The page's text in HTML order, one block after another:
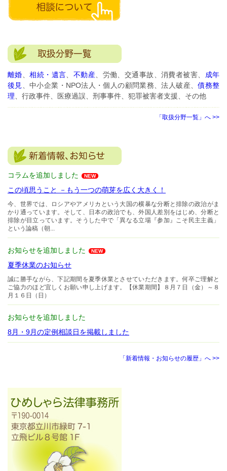
離婚 、相続・遺言 不動産 、労働、交通事故、消費者被害、 成年
後見
、中小企業・NPO法人・個人の顧問業務、法人破産、債務整
理 、行政事件、医療過誤、刑事事件、犯罪被害者支援、その他
「取扱分野一覧」へ >>
コラムを追加しました NEW
この頃思うこと －もう一つの萌芽を広く大きく！
今、世界では、ロシアやアメリカという大国の横暴な分断と排除の政治がま
かり通っています。そして、日本の政治でも、外国人差別をはじめ、分断と
排除が目立っています。そうした中で「異なる立場『参加』こそ民主主義」
という論稿（朝...
お知らせを追加しました NEW
夏季休業のお知らせ
誠に勝手ながら、下記期間を夏季休業とさせていただきます。何卒ご理解と
ご協力のほど宜しくお願い申し上げます。【休業期間】８月７日（金）～８
月１６日（日）
お知らせを追加しました
8月・9月の定例相談日を掲載しました
「新着情報・お知らせの履歴」へ >>